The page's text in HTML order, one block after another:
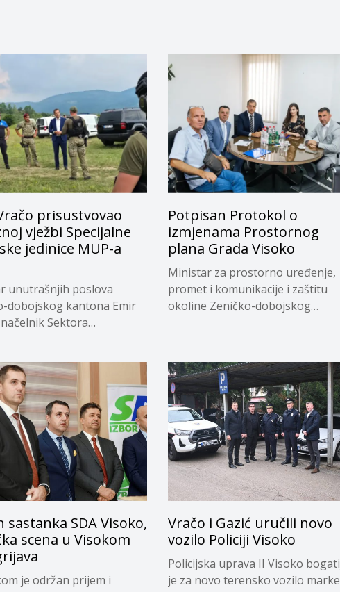
prisustvovao
vježbi Specijalne
jedinice MUP-a
unutrašnjih poslova
dobojskog kantona Emir
Sektora
Potpisan Protokol o
izmjenama Prostornog
plana Grada Visoko
Ministar za prostorno uređenje,
promet i komunikacije i zaštitu
okoline Zeničko-dobojskog
sastanka SDA Visoko,
scena u Visokom
je održan prijem i
Vračo i Gazić uručili novo
vozilo Policiji Visoko
Policijska uprava II Visoko
je za novo terensko vozilo marke